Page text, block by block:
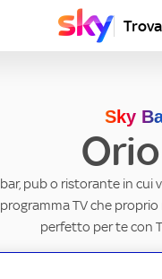
Sky
pub o ristorante in
TV che
perfetto per te con